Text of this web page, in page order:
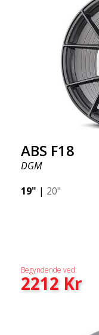
ABS F18
DGM
19" | 20"
Begyndende ved:
2212Kr